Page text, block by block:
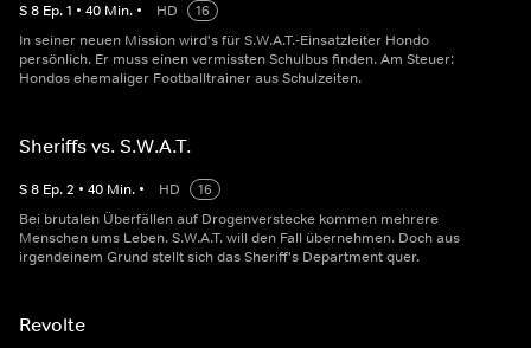
S8 Ep.1 • 40 Min. • HD
16
In seiner neuen Mission wird's für S.W.A.T.-Einsatzleiter Hondo
persönlich. Er muss einen vermissten Schulbus finden. Am Steuer:
Hondos ehemaliger Footballtrainer aus Schulzeiten.
Sheriffs vs. S.W.A.T.
S8 Ep.2 • 40 Min. • HD
16
Bei brutalen Überfällen auf Drogenverstecke kommen mehrere
Menschen ums Leben. S.W.A.T. will den Fall übernehmen. Doch aus
irgendeinem Grund stellt sich das Sheriff's Department quer.
Revolte